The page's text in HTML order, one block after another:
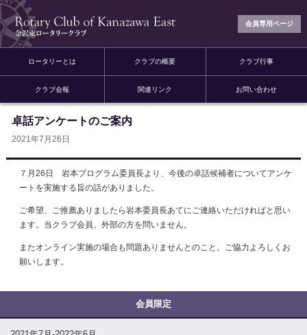
会員専用ページ
ロータリーとは クラブの概要 クラブ行事
クラブ会報 関連リンク お問い合わせ
卓話アンケートのご案内
2021年7月26日
７月26日 岩本プログラム委員長より、今後の卓話候補者についてアンケ
ートを実施する旨の話がありました。
ご希望、ご推薦ありましたら岩本委員長あてにご連絡いただければと思い
ます。当クラブ会員、外部の方を問いません。
またオンライン実施の場合も問題ありませんとのこと。ご協力よろしくお
願いします。